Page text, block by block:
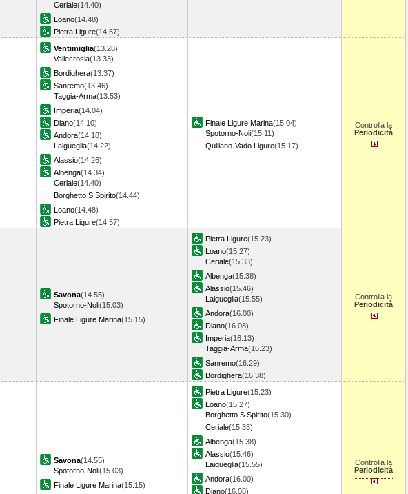
Ceriale(14.40)
Loano(14.48)
Pietra Ligure(14.57)
Ventimiglia(13.28)
Vallecrosia(13.33)
Bordighera(13.37)
Sanremo(13.46)
Taggia-Arma(13.53)
Imperia(14.04)
Diano(14.10)
Andora(14.18)
Laigueglia(14.22)
Alassio(14.26)
Albenga(14.34)
Ceriale(14.40)
Borghetto S.Spirito(14.44)
Loano(14.48)
Pietra Ligure(14.57)
Finale Ligure Marina(15.04)
Spotorno-Noli(15.11)
Quiliano-Vado Ligure(15.17)
Controlla la
Periodicità
Savona(14.55)
Spotorno-Noli(15.03)
Finale Ligure Marina(15.15)
Pietra Ligure(15.23)
Loano(15.27)
Ceriale(15.33)
Albenga(15.38)
Alassio(15.46)
Laigueglia(15.55)
Andora(16.00)
Diano(16.08)
Imperia(16.13)
Taggia-Arma(16.23)
Sanremo(16.29)
Bordighera(16.38)
Controlla la
Periodicità
Savona(14.55)
Spotorno-Noli(15.03)
Finale Ligure Marina(15.15)
Pietra Ligure(15.23)
Loano(15.27)
Borghetto S.Spirito(15.30)
Ceriale(15.33)
Albenga(15.38)
Alassio(15.46)
Laigueglia(15.55)
Andora(16.00)
Diano(16.08)
Controlla la
Periodicità